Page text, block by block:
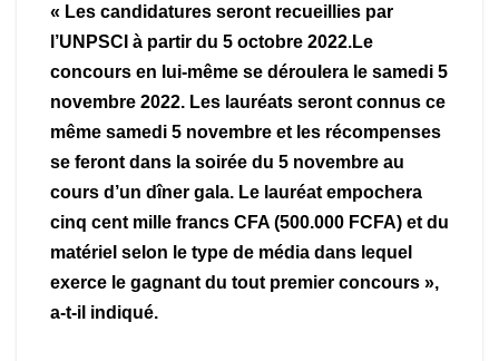
« Les candidatures seront recueillies par
l’UNPSCI à partir du 5 octobre 2022.Le
concours en lui-même se déroulera le samedi 5
novembre 2022. Les lauréats seront connus ce
même samedi 5 novembre et les récompenses
se feront dans la soirée du 5 novembre au
cours d’un dîner gala. Le lauréat empochera
cinq cent mille francs CFA (500.000 FCFA) et du
matériel selon le type de média dans lequel
exerce le gagnant du tout premier concours »,
a-t-il indiqué.